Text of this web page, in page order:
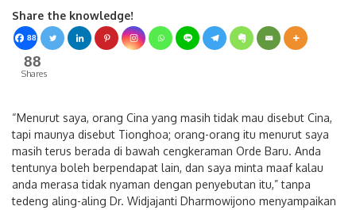
Share the knowledge!
88
88
“Menurut saya, orang Cina yang masih tidak mau disebut Cina,
tapi maunya disebut Tionghoa; orang-orang itu menurut saya
masih terus berada di bawah cengkeraman Orde Baru. Anda
tentunya boleh berpendapat lain, dan saya minta maaf kalau
anda merasa tidak nyaman dengan penyebutan itu,” tanpa